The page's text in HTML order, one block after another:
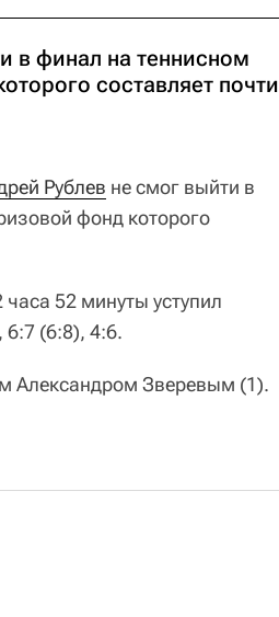
в финал на теннисном
составляет почти
Рублев не смог выйти в
фонд которого
52 минуты уступил
6:7 (6:8), 4:6.
Александром Зверевым (1).